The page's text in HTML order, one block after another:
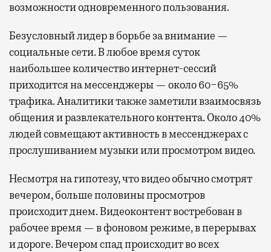
возможности одновременного пользования.
Безусловный лидер в борьбе за внимание —
социальные сети. В любое время суток
наибольшее количество интернет-сессий
приходится на мессенджеры — около 60−65%
трафика. Аналитики также заметили взаимосвязь
общения и развлекательного контента. Около 40%
людей совмещают активность в мессенджерах с
прослушиванием музыки или просмотром видео.
Несмотря на гипотезу, что видео обычно смотрят
вечером, больше половины просмотров
происходит днем. Видеоконтент востребован в
рабочее время — в фоновом режиме, в перерывах
и дороге. Вечером спад происходит во всех